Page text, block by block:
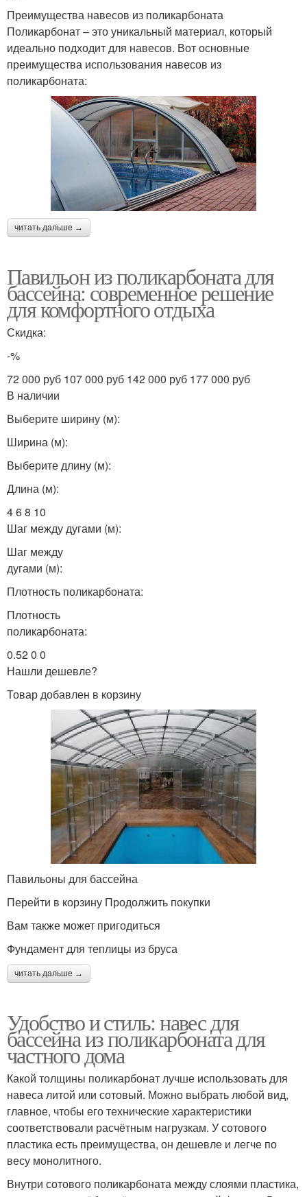
Преимущества навесов из поликарбоната
Поликарбонат – это уникальный материал, который
идеально подходит для навесов. Вот основные
преимущества использования навесов из
поликарбоната:
читать дальше →
Павильон из поликарбоната для
бассейна: современное решение
для комфортного отдыха
Скидка:
-%
72 000 руб 107 000 руб 142 000 руб 177 000 руб
В наличии
Выберите ширину (м):
Ширина (м):
Выберите длину (м):
Длина (м):
4 6 8 10
Шаг между дугами (м):
Шаг между
дугами (м):
Плотность поликарбоната:
Плотность
поликарбоната:
0.52 0 0
Нашли дешевле?
Товар добавлен в корзину
Павильоны для бассейна
Перейти в корзину Продолжить покупки
Вам также может пригодиться
Фундамент для теплицы из бруса
читать дальше →
Удобство и стиль: навес для
бассейна из поликарбоната для
частного дома
Какой толщины поликарбонат лучше использовать для
навеса литой или сотовый. Можно выбрать любой вид,
главное, чтобы его технические характеристики
соответствовали расчётным нагрузкам. У сотового
пластика есть преимущества, он дешевле и легче по
весу монолитного.
Внутри сотового поликарбоната между слоями пластика,